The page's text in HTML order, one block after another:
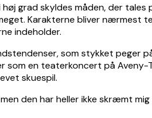
grad skyldes måden, der
Karakterne bliver nærmest
indeholder.
som stykket peger
en teaterkoncert på
skuespil.
den har heller ikke skræmt